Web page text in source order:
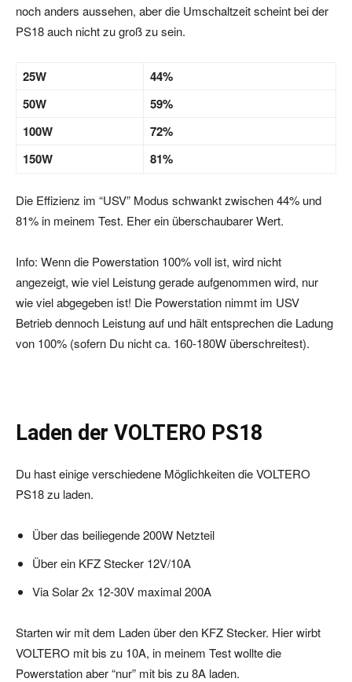
noch anders aussehen, aber die Umschaltzeit scheint bei der
PS18 auch nicht zu groß zu sein.
25W
44%
50W
59%
100W
72%
150W
81%
Die Effizienz im “USV” Modus schwankt zwischen 44% und
81% in meinem Test. Eher ein überschaubarer Wert.
Info: Wenn die Powerstation 100% voll ist, wird nicht
angezeigt, wie viel Leistung gerade aufgenommen wird, nur
wie viel abgegeben ist! Die Powerstation nimmt im USV
Betrieb dennoch Leistung auf und hält entsprechen die Ladung
von 100% (sofern Du nicht ca. 160-180W überschreitest).
Laden der VOLTERO PS18
Du hast einige verschiedene Möglichkeiten die VOLTERO
PS18 zu laden.
Über das beiliegende 200W Netzteil
Über ein KFZ Stecker 12V/10A
Via Solar 2x 12-30V maximal 200A
Starten wir mit dem Laden über den KFZ Stecker. Hier wirbt
VOLTERO mit bis zu 10A, in meinem Test wollte die
Powerstation aber “nur” mit bis zu 8A laden.